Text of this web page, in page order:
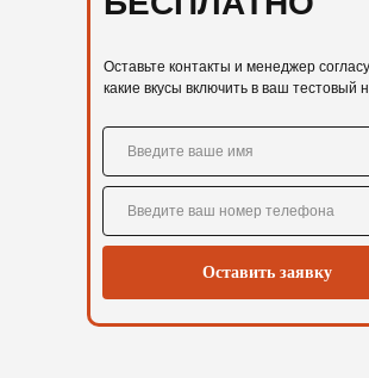
Оставьте контакты и менеджер
какие вкусы включить в ваш тестовый
Оставить заявку